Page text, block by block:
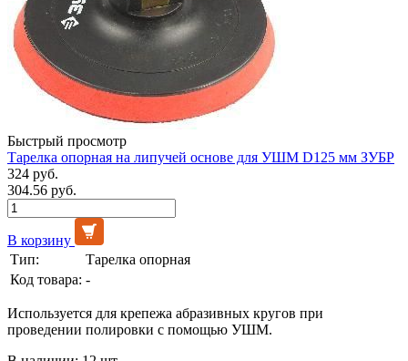
Быстрый просмотр
Тарелка опорная на липучей основе для УШМ D125 мм ЗУБР
324 руб.
304.56 руб.
В корзину
Тип:
Тарелка опорная
Код товара: -
Используется для крепежа абразивных кругов при
проведении полировки с помощью УШМ.